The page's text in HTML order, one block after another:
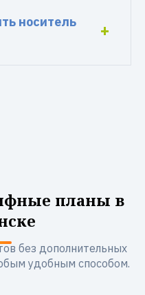
носитель
планы в
без дополнительных
удобным способом.